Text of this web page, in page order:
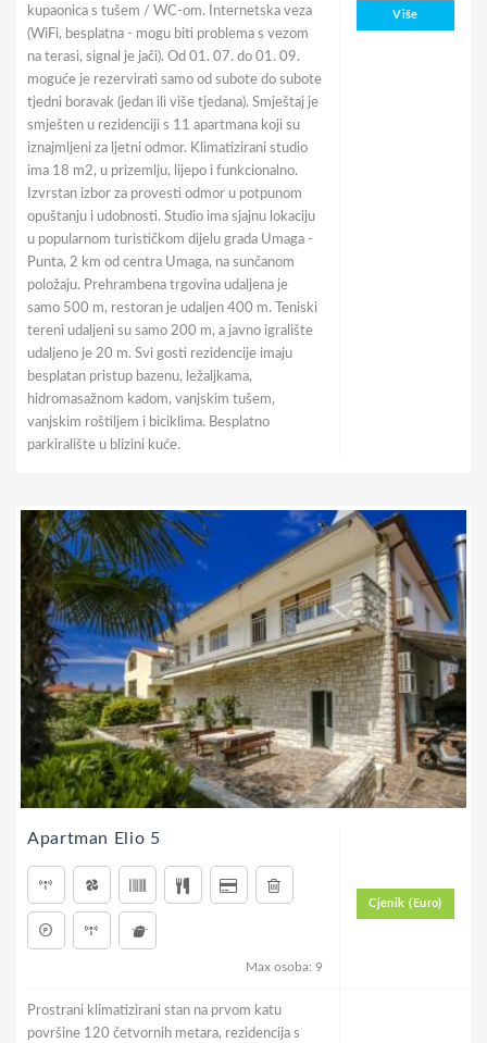
kupaonica s tušem / WC-om. Internetska veza
(WiFi, besplatna - mogu biti problema s vezom
na terasi, signal je jači). Od 01. 07. do 01. 09.
moguće je rezervirati samo od subote do subote
tjedni boravak (jedan ili više tjedana). Smještaj je
smješten u rezidenciji s 11 apartmana koji su
iznajmljeni za ljetni odmor. Klimatizirani studio
ima 18 m2, u prizemlju, lijepo i funkcionalno.
Izvrstan izbor za provesti odmor u potpunom
opuštanju i udobnosti. Studio ima sjajnu lokaciju
u popularnom turističkom dijelu grada Umaga -
Punta, 2 km od centra Umaga, na sunčanom
položaju. Prehrambena trgovina udaljena je
samo 500 m, restoran je udaljen 400 m. Teniski
tereni udaljeni su samo 200 m, a javno igralište
udaljeno je 20 m. Svi gosti rezidencije imaju
besplatan pristup bazenu, ležaljkama,
hidromasažnom kadom, vanjskim tušem,
vanjskim roštiljem i biciklima. Besplatno
parkiralište u blizini kuće.
Više
Apartman Elio 5
Max osoba: 9
Cjenik (Euro)
Prostrani klimatizirani stan na prvom katu
površine 120 četvornih metara, rezidencija s